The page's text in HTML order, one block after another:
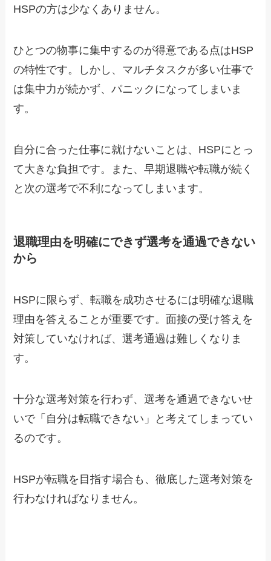
HSPの方は少なくありません。
ひとつの物事に集中するのが得意である点はHSP
の特性です。しかし、マルチタスクが多い仕事で
は集中力が続かず、パニックになってしまいま
す。
自分に合った仕事に就けないことは、HSPにとっ
て大きな負担です。また、早期退職や転職が続く
と次の選考で不利になってしまいます。
退職理由を明確にできず選考を通過できない
から
HSPに限らず、転職を成功させるには明確な退職
理由を答えることが重要です。面接の受け答えを
対策していなければ、選考通過は難しくなりま
す。
十分な選考対策を行わず、選考を通過できないせ
いで「自分は転職できない」と考えてしまってい
るのです。
HSPが転職を目指す場合も、徹底した選考対策を
行わなければなりません。